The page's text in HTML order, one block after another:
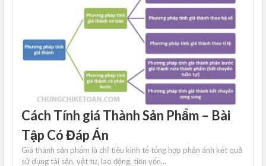
Cách Tính giá Thành Sản Phẩm – Bài
Tập Có Đáp Án
Giá thành sản phẩm là chỉ tiêu kinh tế tổng hợp phản ánh kết quả
sử dụng tài sản, vật tư, lao động, tiền vốn...